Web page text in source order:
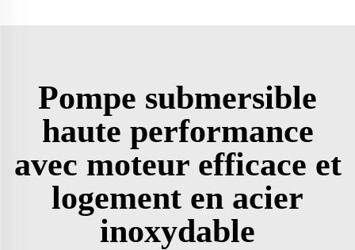
Pompe submersible
haute performance
avec moteur efficace et
logement en acier
inoxydable